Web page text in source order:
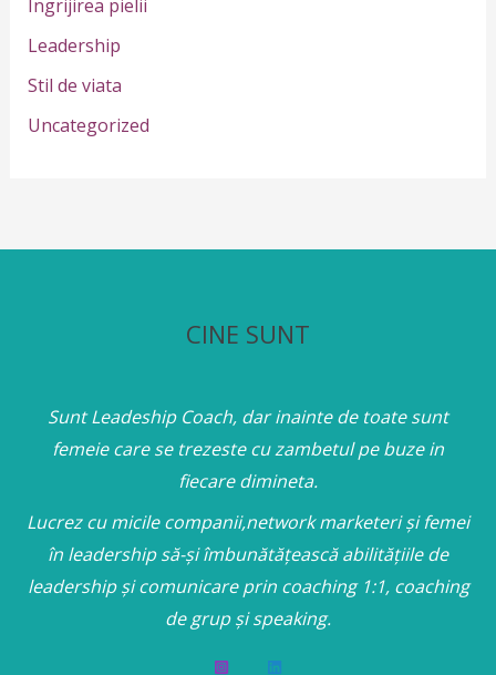
:Ingrijirea pielii
Leadership
Stil de viata
Uncategorized
CINE SUNT
Sunt Leadeship Coach, dar inainte de toate sunt
femeie care se trezeste cu zambetul pe buze in
fiecare dimineta.
Lucrez cu micile companii,network marketeri și femei
în leadership să-și îmbunătățească abilitățiile de
leadership și comunicare prin coaching 1:1, coaching
de grup și speaking.